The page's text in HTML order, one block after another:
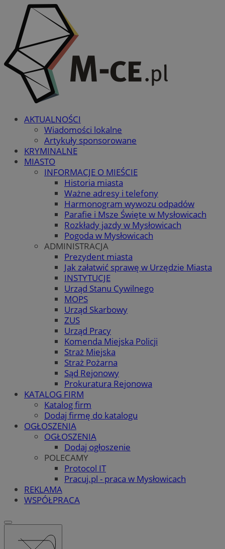
AKTUALNOŚCI
Wiadomości lokalne
Artykuły sponsorowane
KRYMINALNE
MIASTO
INFORMACJE O MIEŚCIE
Historia miasta
Ważne adresy i telefony
Harmonogram wywozu odpadów
Parafie i Msze Święte w Mysłowicach
Rozkłady jazdy w Mysłowicach
Pogoda w Mysłowicach
ADMINISTRACJA
Prezydent miasta
Jak załatwić sprawę w Urzędzie Miasta
INSTYTUCJE
Urząd Stanu Cywilnego
MOPS
Urząd Skarbowy
ZUS
Urząd Pracy
Komenda Miejska Policji
Straż Miejska
Straż Pożarna
Sąd Rejonowy
Prokuratura Rejonowa
KATALOG FIRM
Katalog firm
Dodaj firmę do katalogu
OGŁOSZENIA
OGŁOSZENIA
Dodaj ogłoszenie
POLECAMY
Protocol IT
Pracuj.pl - praca w Mysłowicach
REKLAMA
WSPÓŁPRACA